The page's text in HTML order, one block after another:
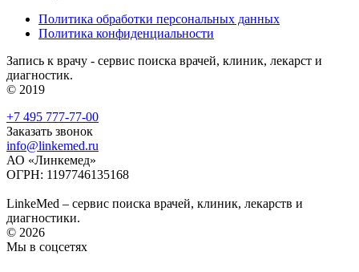
Политика обработки персональных данных
Политика конфиденциальности
Запись к врачу - сервис поиска врачей, клиник, лекарст и
диагностик.
© 2019
+7 495 777-77-00
Заказать звонок
info@linkemed.ru
АО «Линкемед»
ОГРН: 1197746135168
LinkeMed – сервис поиска врачей, клиник, лекарств и
диагностики.
© 2026
Мы в соцсетях